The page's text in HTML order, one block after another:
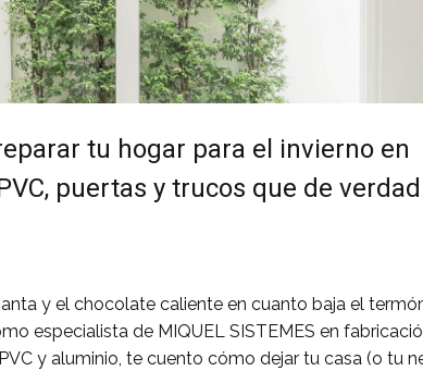
tu hogar para el invierno en
puertas y trucos que de verdad
y el chocolate caliente en cuanto baja el
especialista de MIQUEL SISTEMES en
y aluminio, te cuento cómo dejar tu casa (o tu